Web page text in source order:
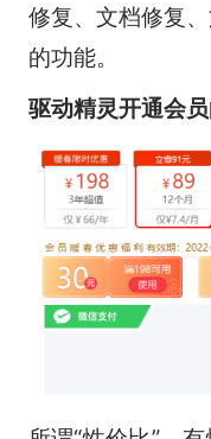
修复、文档修复
的功能。
驱动精灵开通会